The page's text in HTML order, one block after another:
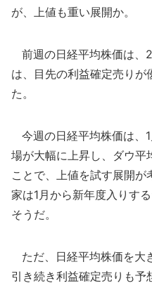
が、上値も重い展開か。
前週の日経平均株価は、
は、目先の利益確定売りが
た。
今週の日経平均株価は、
場が大幅に上昇し、ダウ平
ことで、上値を試す展開
家は1月から新年度入りす
そうだ。
ただ、日経平均株価を大
引き続き利益確定売りも予